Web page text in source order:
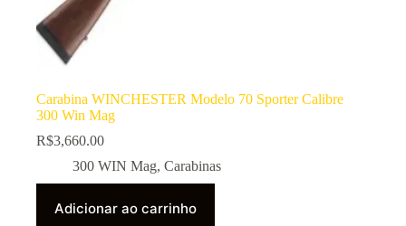
Carabina WINCHESTER Modelo 70 Sporter Calibre
300 Win Mag
R$3,660.00
300 WIN Mag, Carabinas
Adicionar ao carrinho